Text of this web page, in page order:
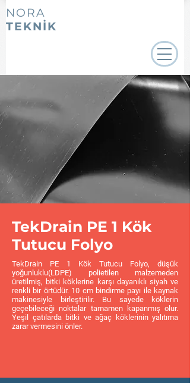
NORA
TEKNİK
TekDrain PE 1 Kök
Tutucu Folyo
TekDrain PE 1 Kök Tutucu Folyo, düşük
yoğunluklu(LDPE) polietilen malzemeden
üretilmiş, bitki köklerine karşı dayanıklı siyah ve
renkli bir örtüdür. 10 cm bindirme payı ile kaynak
makinesiyle birleştirilir. Bu sayede köklerin
geçebileceği noktalar tamamen kapanmış olur.
Yeşil çatılarda bitki ve ağaç köklerinin yalıtıma
zarar vermesini önler.